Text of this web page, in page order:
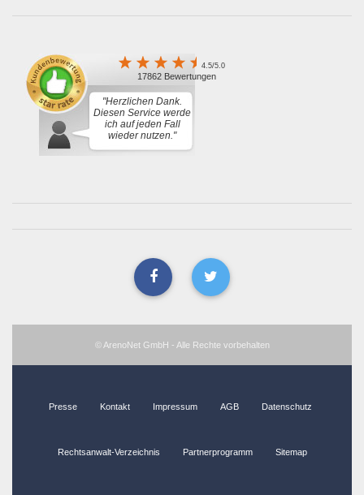
4.5/5.0
17862 Bewertungen
"Herzlichen Dank.
Diesen Service werde
ich auf jeden Fall
wieder nutzen."
© ArenoNet GmbH - Alle Rechte vorbehalten
Presse Kontakt Impressum AGB Datenschutz
Rechtsanwalt-Verzeichnis Partnerprogramm Sitemap